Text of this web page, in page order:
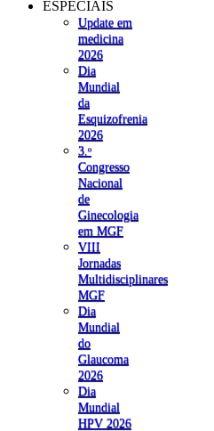
ESPECIAIS
Update em
medicina
2026
Dia
Mundial
da
Esquizofrenia
2026
3.ᵒ
Congresso
Nacional
de
Ginecologia
em MGF
VIII
Jornadas
Multidisciplinares
MGF
Dia
Mundial
do
Glaucoma
2026
Dia
Mundial
HPV 2026